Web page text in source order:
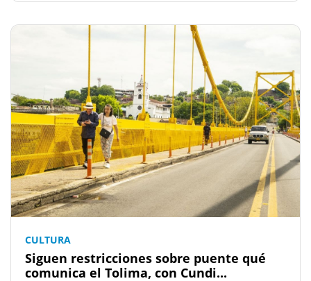
CULTURA
Siguen restricciones sobre puente qué
comunica el Tolima, con Cundi...